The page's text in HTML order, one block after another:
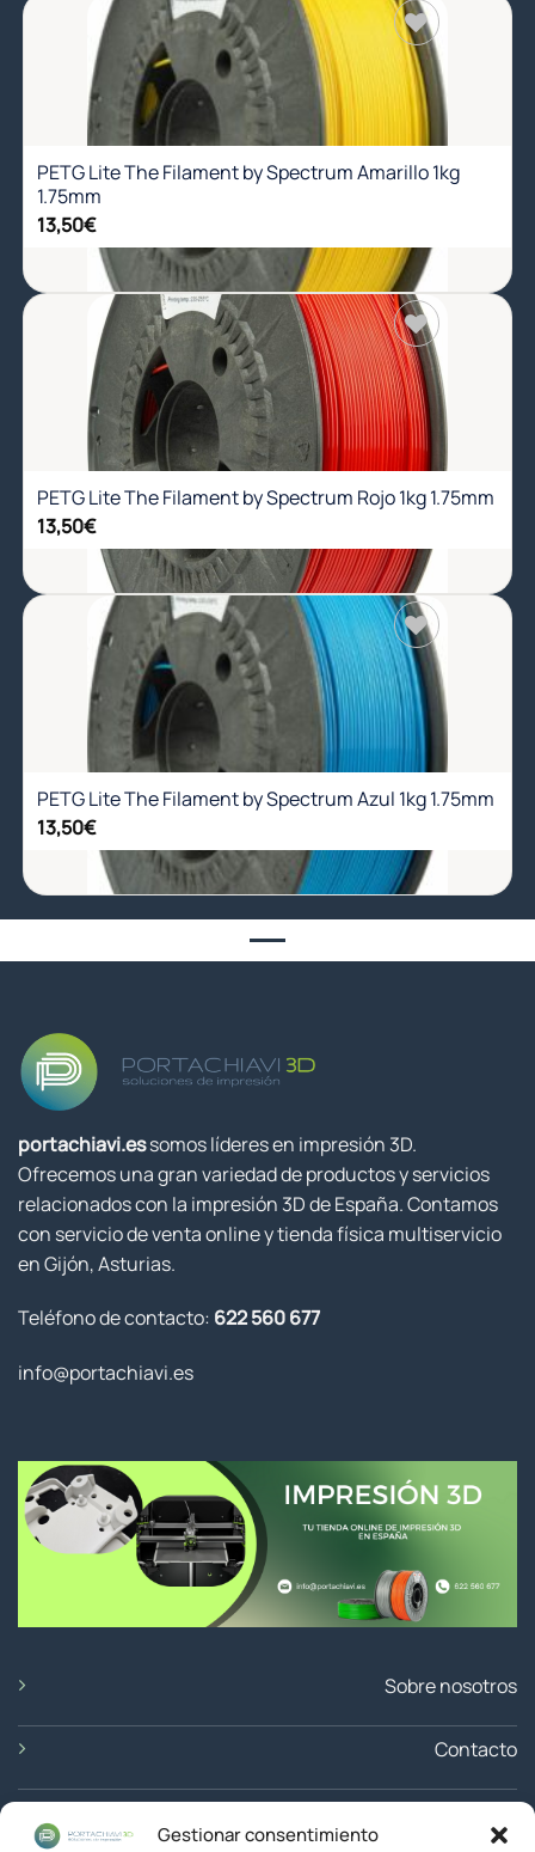
Gestionar consentimiento
Añadir
a la
lista de
PETG Lite The Filament by Spectrum Amarillo 1kg
1.75mm
13,50€
Añadir
a la
lista de
deseos
PETG Lite The Filament by Spectrum Rojo 1kg 1.75mm
13,50€
Añadir
a la
lista de
deseos
PETG Lite The Filament by Spectrum Azul 1kg 1.75mm
13,50€
portachiavi.essomos líderes en impresión 3D.
Ofrecemos una gran variedad de productos y servicios
relacionados con la impresión 3D de España. Contamos
con servicio de venta online y tienda física multiservicio
en Gijón, Asturias.
Teléfono de contacto: 622 560 677
info@portachiavi.es
Sobre nosotros
Contacto